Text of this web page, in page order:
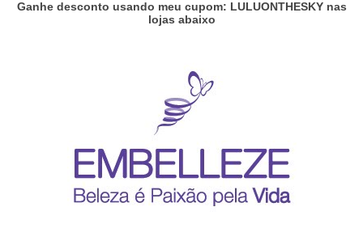
Ganhe desconto usando meu cupom: LULUONTHESKY nas
lojas abaixo